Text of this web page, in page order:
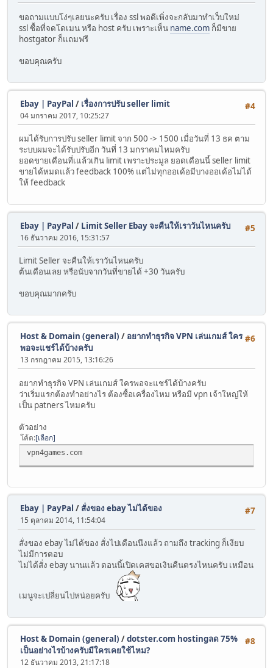
ขอถามแบบโง่ๆเลยนะครับ เรื่อง ssl พอดีเพิ่งจะกลับมาทำเว็บใหม่
ssl ซื้อที่จดโดเมน หรือ host ครับ เพราะเห็น name.com ก็มีขาย
hostgator ก็แถมฟรี
ขอบคุณครับ
#4
Ebay | PayPal / เรื่องการปรับ seller limit
04 มกราคม 2017, 10:25:27
ผมได้รับการปรับ seller limit จาก 500 -> 1500 เมื่อวันที่ 13 ธค ตาม
ระบบผมจะได้รับปรับอีก วันที่ 13 มกราคมไหมครับ
ยอดขายเดือนที่เแล้วเกิน limit เพราะประมูล ยอดเดือนนี้ seller limit
ขายได้หมดแล้ว feedback 100% แต่ไม่ทุกออเด้อมีบางออเด้อไม่ได้
ให้ feedback
#5
Ebay | PayPal / Limit Seller Ebay จะคืนให้เราวันไหนครับ
16 ธันวาคม 2016, 15:31:57
Limit Seller จะคืนให้เราวันไหนครับ
ต้นเดือนเลย หรือนับจากวันที่ขายได้ +30 วันครับ
ขอบคุณมากครับ
#6
Host & Domain (general) / อยากทำธุรกิจ VPN เล่นเกมส์ ใคร
พอจะแชร์ได้บ้างครับ
13 กรกฎาคม 2015, 13:16:26
อยากทำธุรกิจ VPN เล่นเกมส์ ใครพอจะแชร์ได้บ้างครับ
ว่าเริ่มแรกต้องทำอย่างไร ต้องซื้อเครื่องไหม หรือมี vpn เจ้าใหญ่ให้
เป็น patners ไหมครับ
ตัวอย่าง
โค้ด เลือก
vpn4games.com
#7
Ebay | PayPal / สั่งของ ebay ไม่ได้ของ
15 ตุลาคม 2014, 11:54:04
สั่งของ ebay ไม่ได้ของ สั่งไปเดือนนึงแล้ว ถามถึง tracking ก็เงียบ
ไม่มีการตอบ
ไม่ได้สั่ง ebay นานแล้ว ตอนนี้เปิดเคสขอเงินคืนตรงไหนครับ เหมือน
เมนูจะเปลี่ยนไปหน่อยครับ
#8
Host & Domain (general) /dotster.com hostingลด 75%
เป็นอย่างไรบ้างครับมีใครเคยใช้ไหม?
12 ธันวาคม 2013, 21:17:18